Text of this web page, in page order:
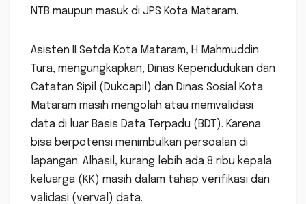
NTB maupun masuk di JPS Kota Mataram.
Asisten II Setda Kota Mataram, H Mahmuddin
Tura, mengungkapkan, Dinas Kependudukan dan
Catatan Sipil (Dukcapil) dan Dinas Sosial Kota
Mataram masih mengolah atau memvalidasi
data di luar Basis Data Terpadu (BDT). Karena
bisa berpotensi menimbulkan persoalan di
lapangan. Alhasil, kurang lebih ada 8 ribu kepala
keluarga (KK) masih dalam tahap verifikasi dan
validasi (verval) data.